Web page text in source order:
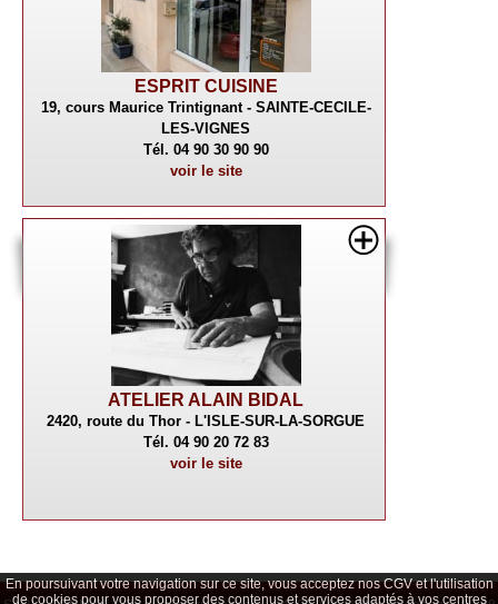
ESPRIT CUISINE
19, cours Maurice Trintignant - SAINTE-CECILE-
LES-VIGNES
Tél. 04 90 30 90 90
voir le site
ATELIER ALAIN BIDAL
2420, route du Thor - L'ISLE-SUR-LA-SORGUE
Tél. 04 90 20 72 83
voir le site
En poursuivant votre navigation sur ce site, vous acceptez nos CGV et l'utilisation
de cookies pour vous proposer des contenus et services adaptés à vos centres